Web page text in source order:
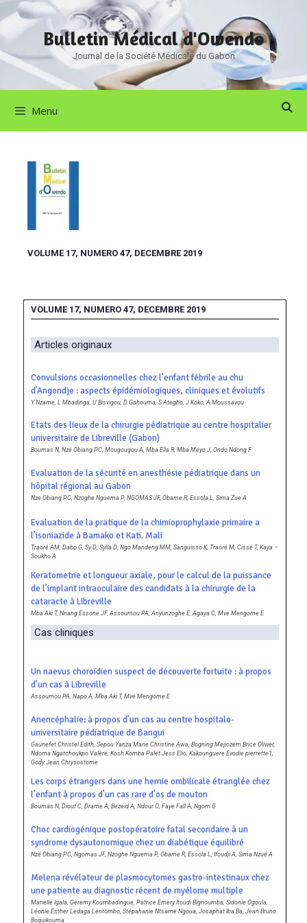
Bulletin Médical d'Owendo
Journal de la Société Médicale du Gabon
Menu
VOLUME 17, NUMERO 47, DECEMBRE 2019
VOLUME 17, NUMERO 47, DECEMBRE 2019
Articles originaux
Convulsions occasionnelles chez l’enfant fébrile au chu
d’Angondje : aspects épidémiologiques, cliniques et évolutifs
Y Nzame, L Mbadinga, U Bisvigou, D Gahouma, S Ategbo, J Koko, A Moussavou
Etats des lieux de la chirurgie pédiatrique au centre hospitalier
universitaire de Libreville (Gabon)
Boumas N, Nzé Obiang PC, Mougougou A, Mba Ella R, Mba Meyo J, Ondo Ndong F
Evaluation de la sécurité en anesthésie pédiatrique dans un
hôpital régional au Gabon
Nze Obiang PC, Nzoghe Nguema P, NGOMAS JF, Obame R, Essola L, Sima Zue A
Evaluation de la pratique de la chimioprophylaxie primaire a
l’isoniazide à Bamako et Kati. Mali
Traoré AM, Dabo G, Sy D, Sylla D, Ngo Mandeng MM, Sanguisso K, Traoré M, Cissé T, Kaya –
Soukho A
Keratometrie et longueur axiale, pour le calcul de la puissance
de l’implant intraoculaire des candidats à la chirurgie de la
cataracte à Libreville
Mba Aki T, Nnang Essone JF, Assoumou PA, Anyunzoghe E, Agaya C, Mve Mengome E
Cas cliniques
Un naevus choroïdien suspect de découverte fortuite : à propos
d’un cas à Libreville
Assoumou PA, Napo A, Mba Aki T, Mvé Mengome E
Anencéphalie: à propos d’un cas au centre hospitalo-
universitaire pédiatrique de Bangui
Gaunefet Christel Edith, Sepou Yanza Marie Christine Awa, Bogning Mejiozem Brice Olivier,
Ndoma Ngatchoukpo Valère, Kosh Komba Palet Jess Elio, Kakounguere Evodie pierrette1,
Gody Jean Chrysostome
Les corps étrangers dans une hernie ombilicale étranglée chez
l’enfant à propos d’un cas rare d’os de mouton
Boumas N, Diouf C, Drame A, Bezeid A, Ndour O, Faye Fall A, Ngom G
Choc cardiogénique postopératoire fatal secondaire à un
syndrome dysautonomique chez un diabétique équilibré
Nzé Obiang PC, Ngomas JF, Nzoghe Nguema P, Obame R, Essola L, Ifoudji A, Sima Nzué A
Melena révélateur de plasmocytomes gastro-intestinaux chez
une patiente au diagnostic récent de myélome multiple
Marielle Igala, Geremy Koumbadingue, Patrice Emery Itoudi Bignoumba, Sidonie Ogoula,
Léonie Esther Ledaga Lentombo, Stépahanie Ntsame Ngoua, Josaphat Iba Ba, Jean Bruno
Boguikouma